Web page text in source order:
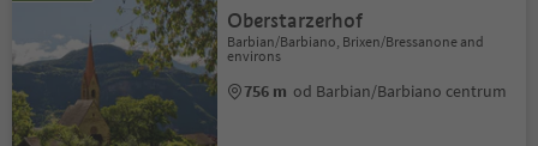
Oberstarzerhof
Barbian/Barbiano, Brixen/Bressanone and
environs
756 m od Barbian/Barbiano centrum